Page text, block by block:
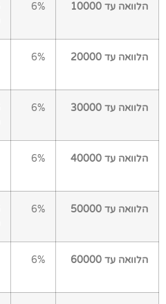
הלוואה עד 10000 6%
הלוואה עד 20000 6%
הלוואה עד 30000 6%
הלוואה עד 40000 6%
הלוואה עד 50000 6%
הלוואה עד 60000 6%